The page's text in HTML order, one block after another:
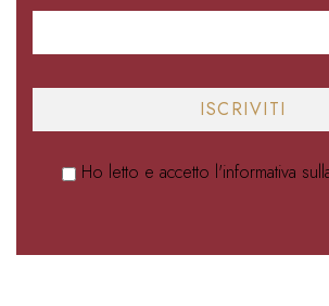
Ho letto e accetto l'informativa